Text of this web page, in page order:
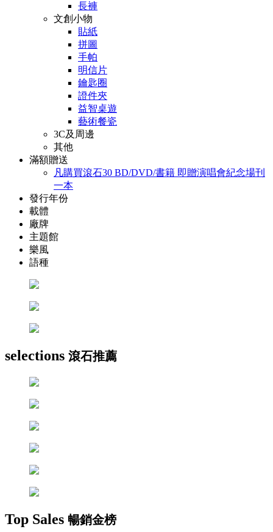
長褲
文創小物
貼紙
拼圖
手帕
明信片
鑰匙圈
證件夾
益智桌遊
藝術餐瓷
3C及周邊
其他
滿額贈送
凡購買滾石30 BD/DVD/書籍 即贈演唱會紀念場刊
一本
發行年份
載體
廠牌
主題館
樂風
語種
selections 滾石推薦
Top Sales 暢銷金榜